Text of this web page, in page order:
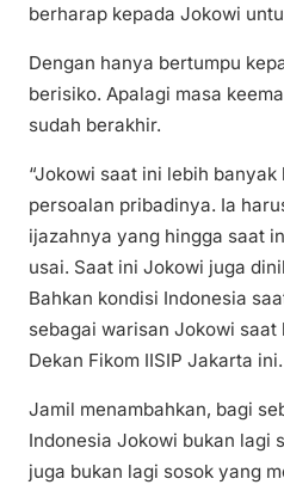
berharap kepada Jokowi
Dengan hanya bertumpu
berisiko. Apalagi masa
sudah berakhir.
“Jokowi saat ini lebih
persoalan pribadinya. Ia
ijazahnya yang hingga saat
usai. Saat ini Jokowi juga
Bahkan kondisi Indonesia
sebagai warisan Jokowi saat
Dekan Fikom IISIP Jakarta ini.
Jamil menambahkan, bagi
Indonesia Jokowi bukan lagi
juga bukan lagi sosok yang